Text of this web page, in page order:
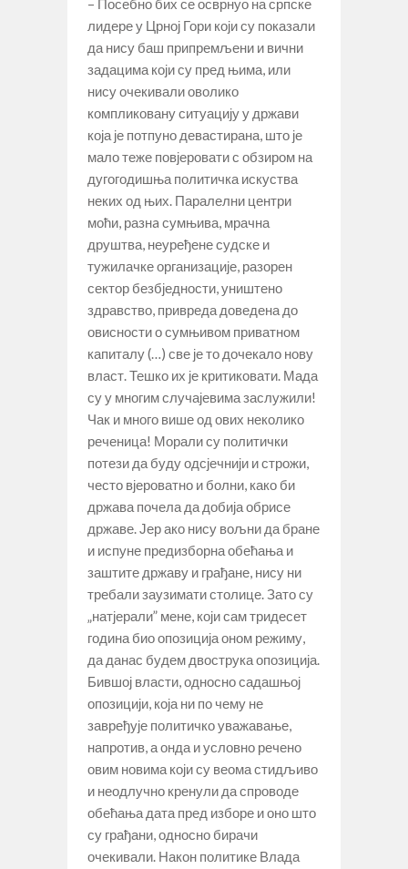
– Посебно бих се осврнуо на српске
лидере у Црној Гори који су показали
да нису баш припремљени и вични
задацима који су пред њима, или
нису очекивали оволико
компликовану ситуацију у држави
која је потпуно девастирана, што је
мало теже повјеровати с обзиром на
дугогодишња политичка искуства
неких од њих. Паралелни центри
моћи, разнa сумњива, мрачна
друштва, неуређене судске и
тужилачке организације, разорен
сектор безбједности, уништено
здравство, привреда доведена до
овисности о сумњивом приватном
капиталу (…) све је то дочекало нову
власт. Тешко их је критиковати. Мада
су у многим случајевима заслужили!
Чак и много више од ових неколико
реченица! Морали су политички
потези да буду одсјечнији и строжи,
често вјероватно и болни, како би
држава почела да добија обрисе
државе. Јер ако нису вољни да бране
и испуне предизборна обећања и
заштите државу и грађане, нису ни
требали заузимати столице. Зато су
„натјерали” мене, који сам тридесет
година био опозиција оном режиму,
да данас будем двострука опозиција.
Бившој власти, односно садашњој
опозицији, која ни по чему не
завређује политичко уважавање,
напротив, а онда и условно речено
овим новима који су веома стидљиво
и неодлучно кренули да спроводе
обећања дата пред изборе и оно што
су грађани, односно бирачи
очекивали. Након политике Влада